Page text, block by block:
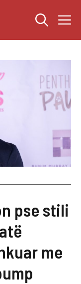
pse stili
me